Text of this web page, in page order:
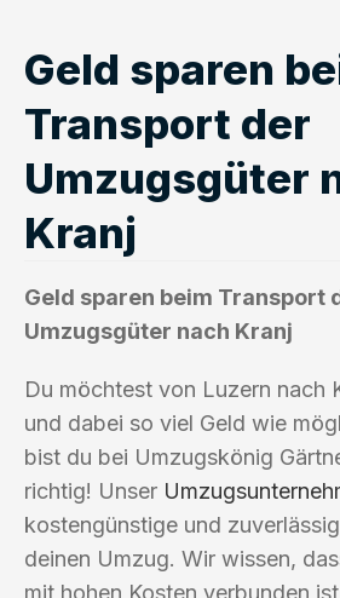
Geld sparen
Transport der
Umzugsgüter
Kranj
Geld sparen beim Transport
Umzugsgüter nach Kranj
Du möchtest von Luzern nach
und dabei so viel Geld wie
bist du bei Umzugskönig
richtig! Unser
kostengünstige und
deinen Umzug. Wir wissen,
mit hohen Kosten verbunden